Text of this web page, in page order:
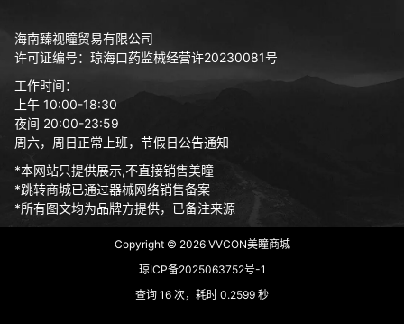
海南臻视瞳贸易有限公司
许可证编号：琼海口药监械经营许20230081号
工作时间：
上午 10:00-18:30
夜间 20:00-23:59
周六，周日正常上班，节假日公告通知
*本网站只提供展示,不直接销售美瞳
*跳转商城已通过器械网络销售备案
*所有图文均为品牌方提供，已备注来源
Copyright © 2026VVCON美瞳商城
琼ICP备2025063752号-1
查询 16 次，耗时 0.2599 秒